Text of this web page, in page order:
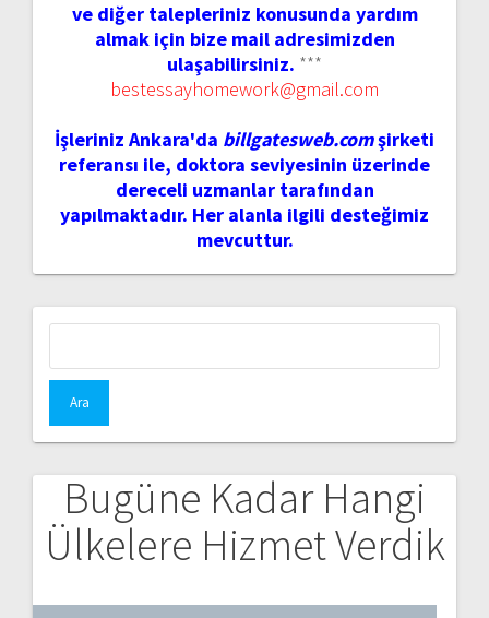
ve diğer talepleriniz konusunda yardım
almak için bize mail adresimizden
ulaşabilirsiniz. ***
bestessayhomework@gmail.com
İşleriniz Ankara'da billgatesweb.comşirketi
referansı ile, doktora seviyesinin üzerinde
dereceli uzmanlar tarafından
yapılmaktadır. Her alanla ilgili desteğimiz
mevcuttur.
Bugüne Kadar Hangi
Ülkelere Hizmet Verdik